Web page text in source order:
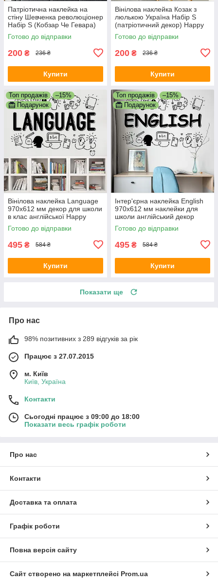
Патріотична наклейка на
стіну Шевченка революціонер
Набір S (Кобзар Че Гевара)
Happy Pocket Чорний
матовий
Готово до відправки
200 ₴ 236 ₴
Купити
Вінілова наклейка Козак з
люлькою Україна Набір S
(патріотичний декор) Happy
Pocket Чорний матовий
Готово до відправки
200 ₴ 236 ₴
Купити
Топ продажів
–15%
Подарунок
Вінілова наклейка Language
970х612 мм декор для школи
в клас англійської Happy
Pocket Чорний матовий
Готово до відправки
495 ₴ 584 ₴
Купити
Топ продажів
–15%
Подарунок
Інтер'єрна наклейка English
970х612 мм наклейки для
школи англійський декор
Happy Pocket Чорний
матовий
Готово до відправки
495 ₴ 584 ₴
Купити
Показати ще
Про нас
98% позитивних з 289 відгуків за рік
Працює з 27.07.2015
м. Київ
Київ, Україна
Контакти
Сьогодні працює з 09:00 до 18:00
Показати весь графік роботи
Про нас
Контакти
Доставка та оплата
Графік роботи
Повна версія сайту
Сайт створено на маркетплейсі Prom.ua